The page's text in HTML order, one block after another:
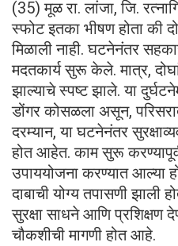
(35) मूळ रा. लांजा, जि.
स्फोट इतका भीषण होता की
मिळाली नाही. घटनेनंतर
मदतकार्य सुरू केले. मात्र,
झाल्याचे स्पष्ट झाले. या
डोंगर कोसळला असून,
दरम्यान, या घटनेनंतर
होत आहेत. काम सुरू
उपाययोजना करण्यात आल्या
दाबाची योग्य तपासणी झाली
सुरक्षा साधने आणि प्रशिक्षण
चौकशीची मागणी होत आहे.